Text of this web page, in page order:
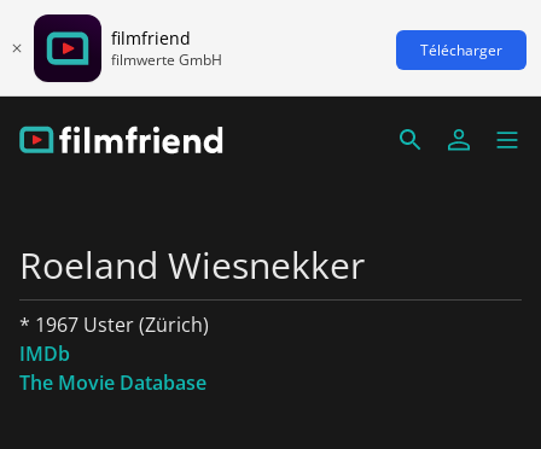
filmfriend
filmwerte GmbH Télécharger
Roeland Wiesnekker
* 1967 Uster (Zürich)
IMDb
The Movie Database